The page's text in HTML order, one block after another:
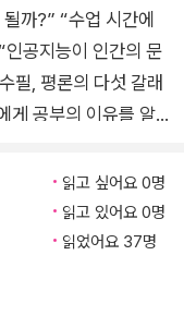
시간에
공지능이 인간의 문
필, 평론의 다섯 갈래
하는 우리 문학』에서
등 우리 문학을 이야기
물론, 구병모, 김초
, 우리 삶에서 문학이
읽고 싶어요 0명
읽고 있어요 0명
읽었어요 37명